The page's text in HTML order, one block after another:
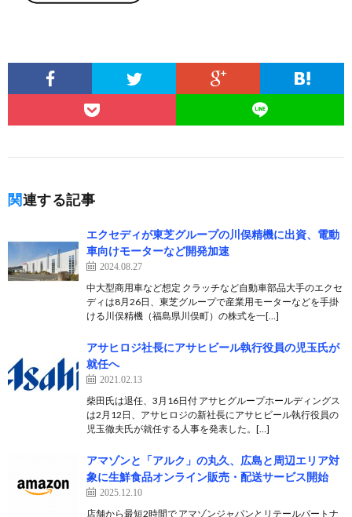
関連する記事
エクセディが東芝グループの川俣精機に出資、電動
車向けモーターなど開発加速
2024.08.27
中大型商用車など想定 クラッチなど自動車部品大手のエクセ
ディは8月26日、東芝グループで産業用モーターなどを手掛
ける川俣精機（福島県川俣町）の株式を一[…]
アサヒロジ社長にアサヒビール執行役員の児玉氏が
就任へ
2021.02.13
柴田氏は退任、3月16日付 アサヒグループホールディングス
は2月12日、アサヒロジの新社長にアサヒビール執行役員の
児玉徹夫氏が就任する人事を発表した。[…]
アマゾンと「アルク」の丸久、広島と周辺エリア対
象に生鮮食品オンライン販売・配送サービス開始
2025.12.10
店舗から最短2時間で アマゾンジャパンとリテールパートナ